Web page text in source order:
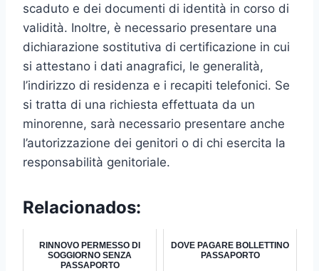
scaduto e dei documenti di identità in corso di
validità. Inoltre, è necessario presentare una
dichiarazione sostitutiva di certificazione in cui
si attestano i dati anagrafici, le generalità,
l’indirizzo di residenza e i recapiti telefonici. Se
si tratta di una richiesta effettuata da un
minorenne, sarà necessario presentare anche
l’autorizzazione dei genitori o di chi esercita la
responsabilità genitoriale.
Relacionados:
RINNOVO PERMESSO DI
SOGGIORNO SENZA
PASSAPORTO
DOVE PAGARE BOLLETTINO
PASSAPORTO